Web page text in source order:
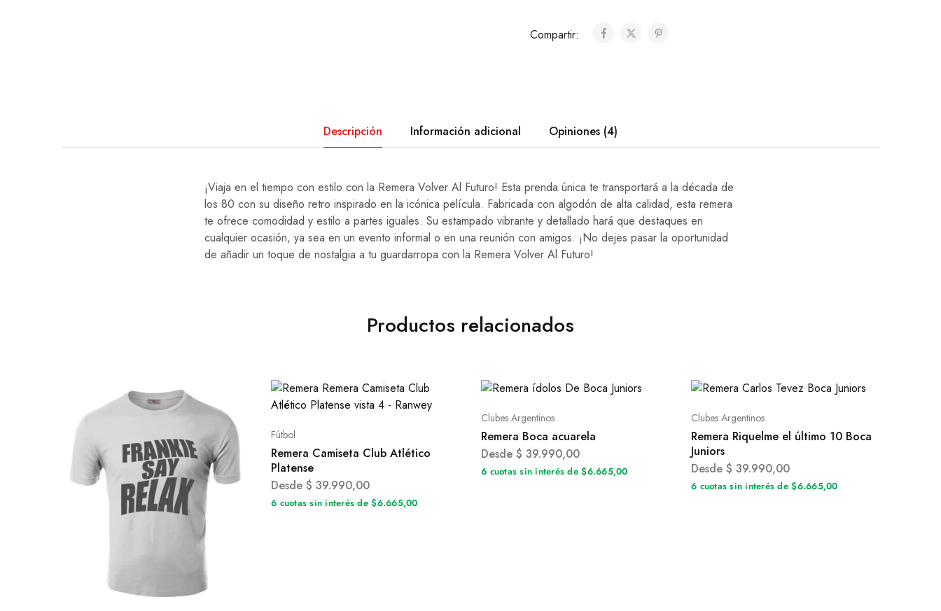
Compartir:
Descripción Información adicional Opiniones (4)
¡Viaja en el tiempo con estilo con la Remera Volver Al Futuro! Esta prenda única te transportará a la década de
los 80 con su diseño retro inspirado en la icónica película. Fabricada con algodón de alta calidad, esta remera
te ofrece comodidad y estilo a partes iguales. Su estampado vibrante y detallado hará que destaques en
cualquier ocasión, ya sea en un evento informal o en una reunión con amigos. ¡No dejes pasar la oportunidad
de añadir un toque de nostalgia a tu guardarropa con la Remera Volver Al Futuro!
Productos relacionados
Fútbol
Remera Camiseta Club Atlético
Platense
Desde $ 39.990,00
6 cuotas sin interés de $6.665,00
Clubes Argentinos
Remera Boca acuarela
Desde $ 39.990,00
6 cuotas sin interés de $6.665,00
Clubes Argentinos
Remera Riquelme el último 10 Boca
Juniors
Desde $ 39.990,00
6 cuotas sin interés de $6.665,00